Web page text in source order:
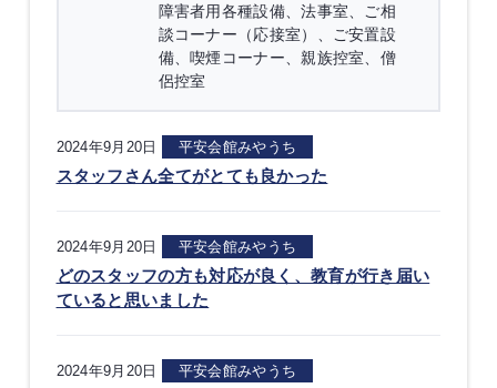
障害者用各種設備、法事室、ご相
談コーナー（応接室）、ご安置設
備、喫煙コーナー、親族控室、僧
侶控室
2024年9月20日 平安会館みやうち
スタッフさん全てがとても良かった
2024年9月20日 平安会館みやうち
どのスタッフの方も対応が良く、教育が行き届い
ていると思いました
2024年9月20日 平安会館みやうち